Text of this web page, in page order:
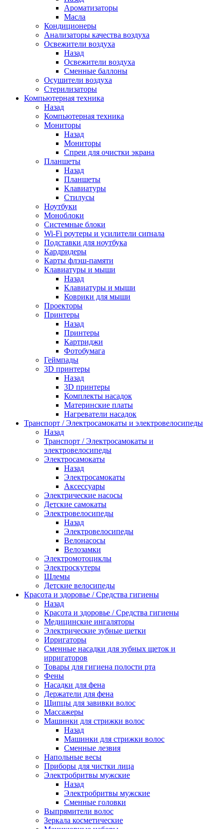
Ароматизаторы
Масла
Кондиционеры
Анализаторы качества воздуха
Освежители воздуха
Назад
Освежители воздуха
Сменные баллоны
Осушители воздуха
Стерилизаторы
Компьютерная техника
Назад
Компьютерная техника
Мониторы
Назад
Мониторы
Спреи для очистки экрана
Планшеты
Назад
Планшеты
Клавиатуры
Стилусы
Ноутбуки
Моноблоки
Системные блоки
Wi-Fi роутеры и усилители сиrнала
Подставки для ноутбука
Кардридеры
Карты флэш-памяти
Клавиатуры и мыши
Назад
Клавиатуры и мыши
Коврики для мыши
Проекторы
Принтеры
Назад
Принтеры
Картриджи
Фотобумага
Геймпады
3D принтеры
Назад
3D принтеры
Комплекты насадок
Материнские платы
Нагреватели насадок
Транспорт / Электросамокаты и электровелосипеды
Назад
Транспорт / Электросамокаты и
электровелосипеды
Электросамокаты
Назад
Электросамокаты
Аксессуары
Электрические насосы
Детские самокаты
Электровелосипеды
Назад
Электровелосипеды
Велонасосы
Велозамки
Электромотоциклы
Электроскутеры
Шлемы
Детские велосипеды
Красота и здоровье / Средства гигиены
Назад
Красота и здоровье / Средства гигиены
Медицинские ингаляторы
Электрические зубные щетки
Ирригаторы
Сменные насадки для зубных щеток и
ирригаторов
Товары для гигиена полости рта
Фены
Насадки для фена
Держатели для фена
Щипцы для завивки волос
Массажеры
Машинки для стрижки волос
Назад
Машинки для стрижки волос
Сменные лезвия
Напольные весы
Приборы для чистки лица
Электробритвы мужские
Назад
Электробритвы мужские
Сменные головки
Выпрямители волос
Зеркала косметические